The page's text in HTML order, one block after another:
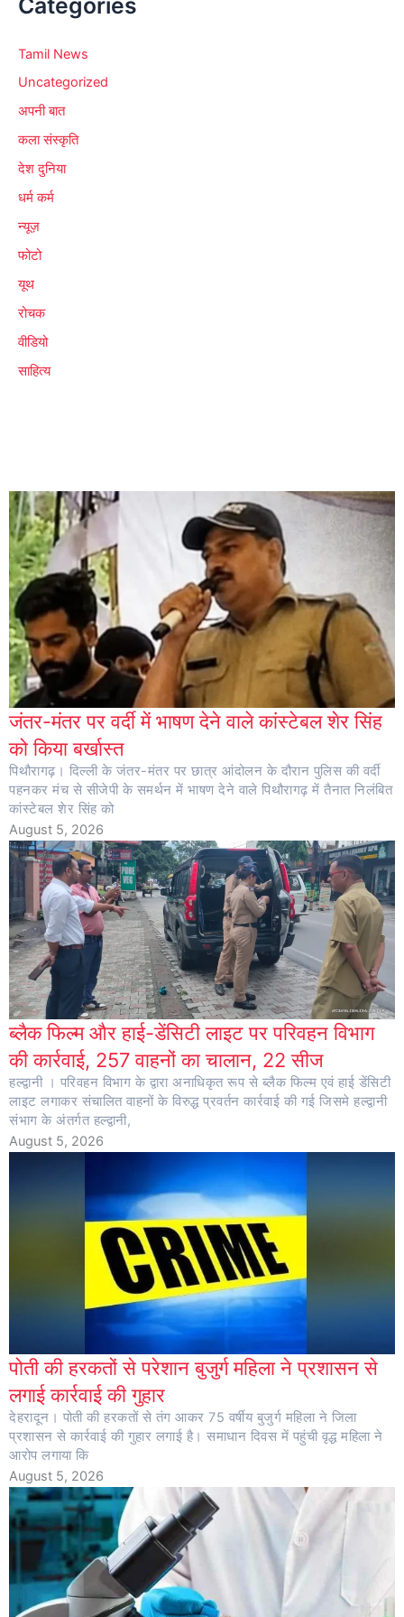
Tamil News
Uncategorized
अपनी बात
कला संस्कृति
देश दुनिया
धर्म कर्म
न्यूज़
फोटो
यूथ
रोचक
वीडियो
साहित्य
जंतर-मंतर पर वर्दी में भाषण देने वाले कांस्टेबल शेर सिंह
को किया बर्खास्त
पिथौरागढ़। दिल्ली के जंतर-मंतर पर छात्र आंदोलन के दौरान पुलिस की वर्दी
पहनकर मंच से सीजेपी के समर्थन में भाषण देने वाले पिथौरागढ़ में तैनात निलंबित
कांस्टेबल शेर सिंह को
August 5, 2026
ब्लैक फिल्म और हाई-डेंसिटी लाइट पर परिवहन विभाग
की कार्रवाई, 257 वाहनों का चालान, 22 सीज
हल्द्वानी । परिवहन विभाग के द्वारा अनाधिकृत रूप से ब्लैक फिल्म एवं हाई डेंसिटी
लाइट लगाकर संचालित वाहनों के विरुद्ध प्रवर्तन कार्रवाई की गई जिसमे हल्द्वानी
संभाग के अंतर्गत हल्द्वानी,
August 5, 2026
पोती की हरकतों से परेशान बुजुर्ग महिला ने प्रशासन से
लगाई कार्रवाई की गुहार
देहरादून। पोती की हरकतों से तंग आकर 75 वर्षीय बुजुर्ग महिला ने जिला
प्रशासन से कार्रवाई की गुहार लगाई है। समाधान दिवस में पहुंची वृद्ध महिला ने
आरोप लगाया कि
August 5, 2026